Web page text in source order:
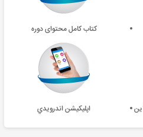
کتاب کامل محتوای دوره
اپليکيشن اندرويدي